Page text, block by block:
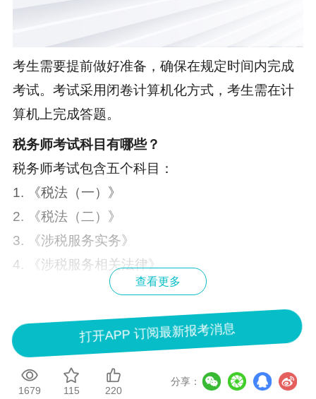
考生需要提前做好准备，确保在规定时间内完成
考试。考试采用闭卷计算机化方式，考生需在计
算机上完成答题。
税务师考试科目 有哪些？
税务师考试包含五个科目：
1. 《税法（一）》
2. 《税法（二）》
3. 《涉税服务实务》
4. 《涉税服务相关法律》
5. 《财务与会计》。每个科目满分140分，题型
包括单项选择题、多项选择题、计算题、综合分
析题以及简答题。
税务师考试有哪些注意事项？
参加税务师考试需注意以下事项：
查看更多
打开APP 订阅最新报考消息
1679 115 220
分享：